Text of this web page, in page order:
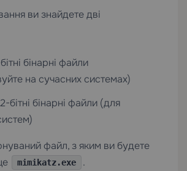
ви знайдете дві
бінарні файли
на сучасних системах)
бітні бінарні файли (для
файл, з яким ви будете
mimikatz.exe .